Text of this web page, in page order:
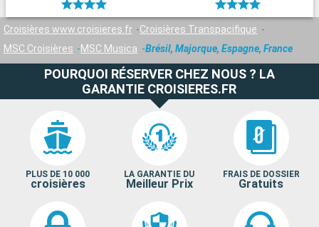
Croisières www.croisieres.fr
Croisières Transpacifique
MSC Croisières
MSC Musica Brésil, Majorque, Espagne, France
POURQUOI RÉSERVER CHEZ NOUS ? LA
GARANTIE CROISIERES.FR
PLUS DE 10 000
croisières
LA GARANTIE DU
Meilleur Prix
FRAIS DE DOSSIER
Gratuits